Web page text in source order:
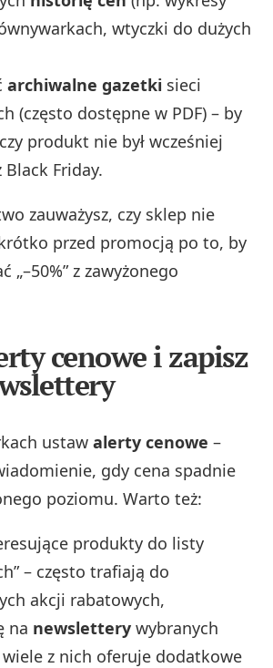
wtyczki do dużych
archiwalne gazetki sieci
(często dostępne w PDF) – by
produkt nie był wcześniej
Black Friday.
zauważysz, czy sklep nie
przed promocją po to, by
„–50%” z zawyżonego
cenowe i zapisz
ustawalerty cenowe –
gdy cena spadnie
poziomu. Warto też:
produkty do listy
– często trafiają do
akcji rabatowych,
na newslettery wybranych
z nich oferuje dodatkowe